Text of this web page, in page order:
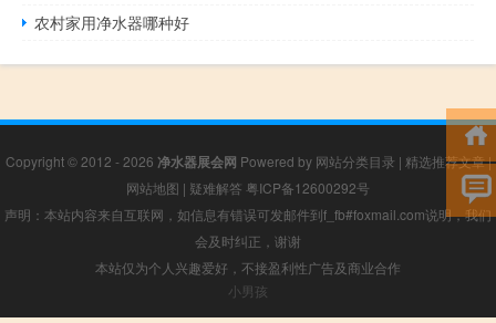
农村家用净水器哪种好
Copyright © 2012 - 2026 净水器展会网 Powered by 网站分类目录 | 精选推荐文章|
网站地图 | 疑难解答 粤ICP备12600292号
声明：本站内容来自互联网，如信息有错误可发邮件到f_fb#foxmail.com说明，我们
会及时纠正，谢谢
本站仅为个人兴趣爱好，不接盈利性广告及商业合作
小男孩